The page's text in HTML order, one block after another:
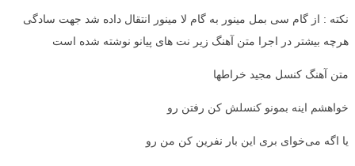
نکته : از گام سی بمل مینور به گام لا مینور انتقال داده شد جهت سادگی
هرچه بیشتر در اجرا متن آهنگ زیر نت های پیانو نوشته شده است
متن آهنگ کنسل مجید خراطها
خواهشم اینه بمونو کنسلش کن رفتن رو
یا اگه می‌خواى برى این بار نفرین کن من رو